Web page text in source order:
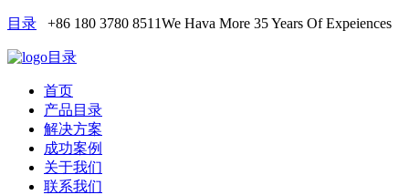
目录 +86 180 3780 8511We Hava More 35 Years Of Expeiences
目录
首页
产品目录
解决方案
成功案例
关于我们
联系我们